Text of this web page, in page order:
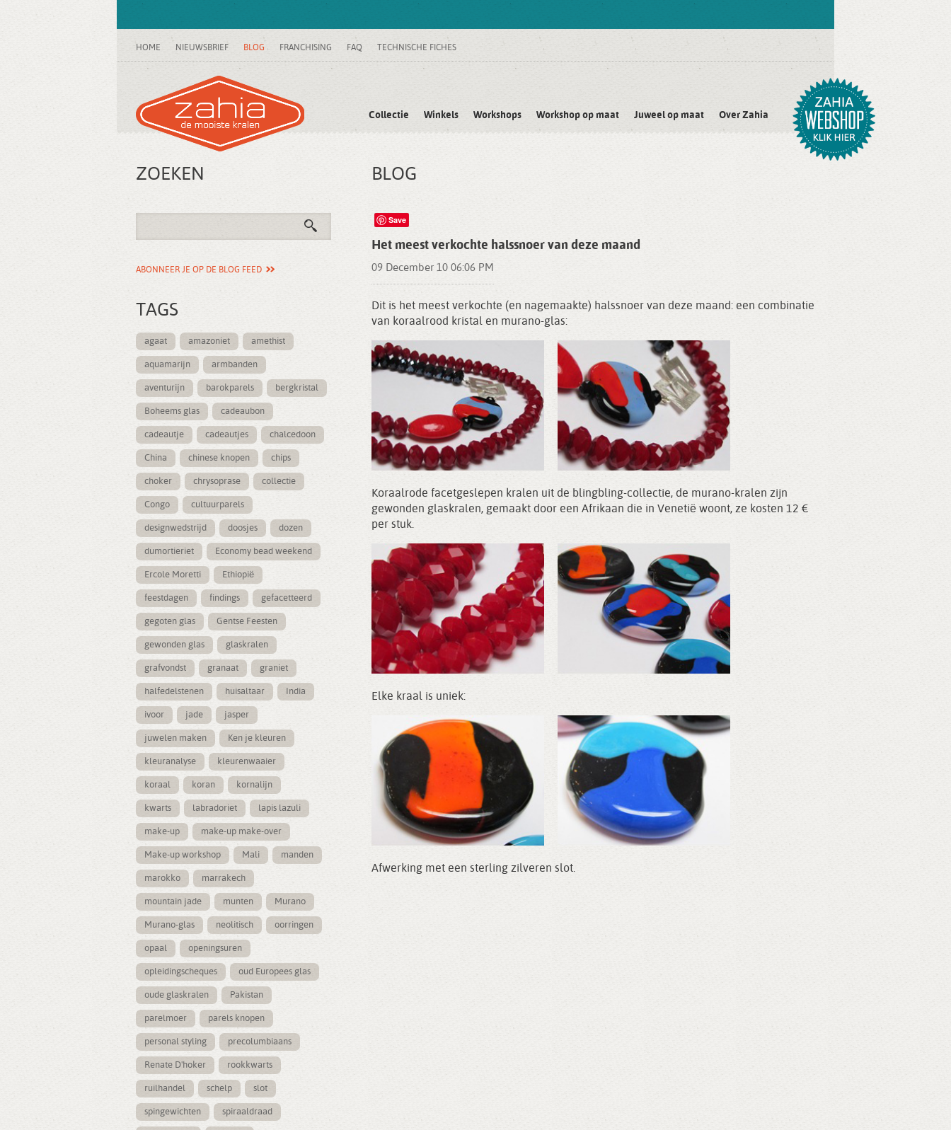
HOME NIEUWSBRIEF BLOG FRANCHISING FAQ TECHNISCHE FICHES
Collectie Winkels Workshops Workshop op maat Juweel op maat Over Zahia
BLOG
Save
Het meest verkochte halssnoer van deze maand
09 December 10 06:06 PM
Dit is het meest verkochte (en nagemaakte) halssnoer van deze maand: een combinatie
van koraalrood kristal en murano-glas:
Koraalrode facetgeslepen kralen uit de blingbling-collectie, de murano-kralen zijn
gewonden glaskralen, gemaakt door een Afrikaan die in Venetië woont, ze kosten 12 €
per stuk.
Elke kraal is uniek:
Afwerking met een sterling zilveren slot.
ZOEKEN
ABONNEER JE OP DE BLOG FEED
TAGS
agaat amazoniet amethist
aquamarijn armbanden
aventurijn barokparels bergkristal
Boheems glas cadeaubon
cadeautje cadeautjes chalcedoon
China chinese knopen chips
choker chrysoprase collectie
Congo cultuurparels
designwedstrijd doosjes dozen
dumortieriet Economy bead weekend
Ercole Moretti Ethiopië
feestdagen findings gefacetteerd
gegoten glas Gentse Feesten
gewonden glas glaskralen
grafvondst granaat graniet
halfedelstenen huisaltaar India
ivoor jade jasper
juwelen maken Ken je kleuren
kleuranalyse kleurenwaaier
koraal koran kornalijn
kwarts labradoriet lapis lazuli
make-up make-up make-over
Make-up workshop Mali manden
marokko marrakech
mountain jade munten Murano
Murano-glas neolitisch oorringen
opaal openingsuren
opleidingscheques oud Europees glas
oude glaskralen Pakistan
parelmoer parels knopen
personal styling precolumbiaans
Renate D'hoker rookkwarts
ruilhandel schelp slot
spingewichten spiraaldraad